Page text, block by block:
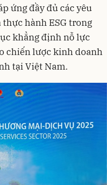
ứng đầy đủ các yêu
hành ESG trong
khẳng định nỗ lực
chiến lược kinh doanh
tại Việt Nam.